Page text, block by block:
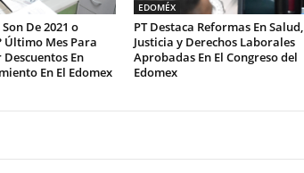
De 2021 o
Último Mes Para
En
En El Edomex
EDOMÉX
PT Destaca Reformas En Salud,
Justicia y Derechos Laborales
Aprobadas En El Congreso del
Edomex